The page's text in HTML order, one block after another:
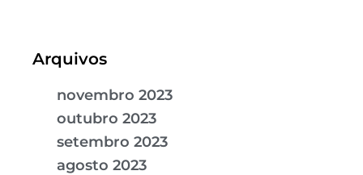
Arquivos
novembro 2023
outubro 2023
setembro 2023
agosto 2023